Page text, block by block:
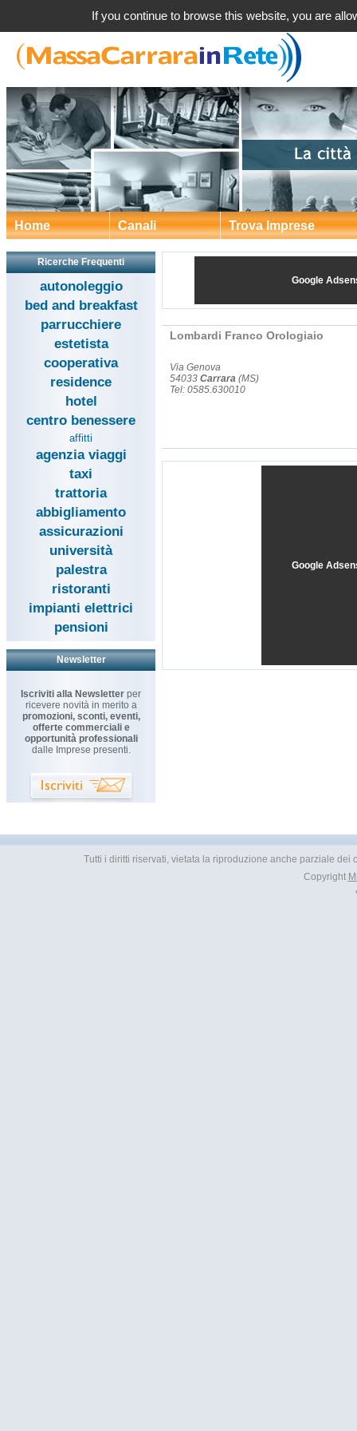
Home Canali Trova Imprese
Ricerche Frequenti
autonoleggio
bed and breakfast
parrucchiere
estetista
cooperativa
residence
hotel
centro benessere
affitti
agenzia viaggi
taxi
trattoria
abbigliamento
assicurazioni
università
palestra
ristoranti
impianti elettrici
pensioni
Newsletter
Iscriviti alla Newsletter per
ricevere novità in merito a
promozioni, sconti, eventi,
offerte commerciali e
opportunità professionali
dalle Imprese presenti.
Google
Lombardi Franco Orologiaio
Via Genova
54033 Carrara (MS)
Tel: 0585.630010
Google
Tutti i diritti riservati, vietata la riproduzione anche parziale
Copyright
If you continue to browse this website, you are